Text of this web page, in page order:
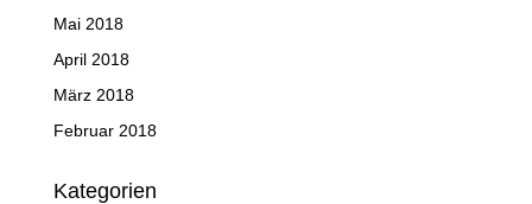
Mai 2018
April 2018
März 2018
Februar 2018
Kategorien